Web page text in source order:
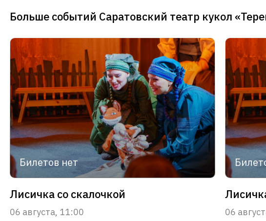
Больше событий Саратовский театр кукол
Билетов нет
Лисичка со скалочкой
06 августа, 11:00
06